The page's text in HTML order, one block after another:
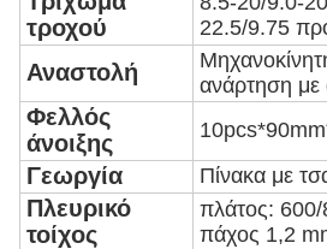
τροχού
22.5/9.75
Αναστολή
ανάρτηση με
Φελλός
άνοιξης
Γεωργία Πίνακα με
Πλευρικό
τοίχος
πλάτος:
πάχος 1,2